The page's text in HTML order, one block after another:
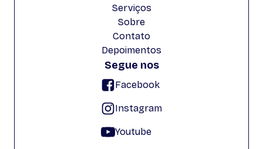
Serviços
Sobre
Contato
Depoimentos
Segue nos
Facebook
Instagram
Youtube